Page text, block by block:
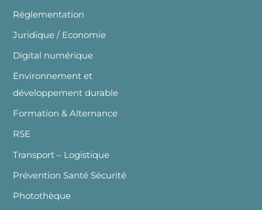
Réglementation
Juridique / Economie
Digital numérique
Environnement et
développement durable
Formation & Alternance
RSE
Transport – Logistique
Prévention Santé Sécurité
Photothèque